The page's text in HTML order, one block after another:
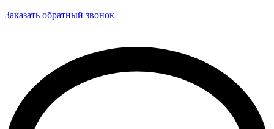
Заказать обратный звонок